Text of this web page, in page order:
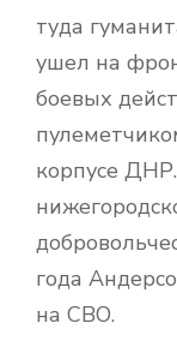
туда
ушел на
боевых
корпусе
года
на СВО.